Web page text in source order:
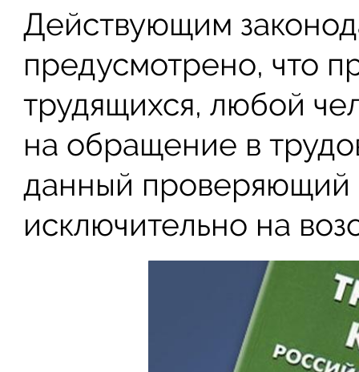
Действующим
предусмотрено, что
трудящихся, любой
на обращение в
данный проверяющий
исключительно на